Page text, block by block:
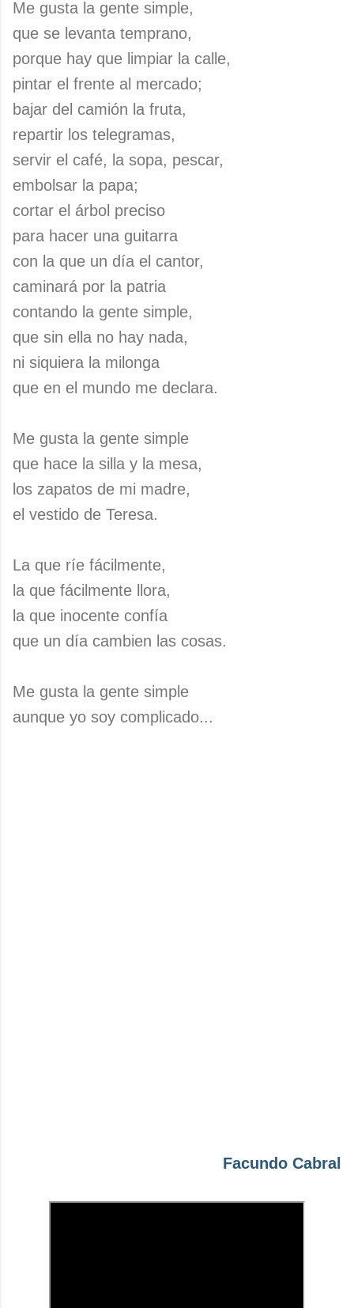
Me gusta la gente simple,
que se levanta temprano,
porque hay que limpiar la calle,
pintar el frente al mercado;
bajar del camión la fruta,
repartir los telegramas,
servir el café, la sopa, pescar,
embolsar la papa;
cortar el árbol preciso
para hacer una guitarra
con la que un día el cantor,
caminará por la patria
contando la gente simple,
que sin ella no hay nada,
ni siquiera la milonga
que en el mundo me declara.
Me gusta la gente simple
que hace la silla y la mesa,
los zapatos de mi madre,
el vestido de Teresa.
La que ríe fácilmente,
la que fácilmente llora,
la que inocente confía
que un día cambien las cosas.
Me gusta la gente simple
aunque yo soy complicado...
Facundo Cabral